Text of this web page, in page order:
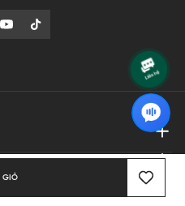
GIỎ